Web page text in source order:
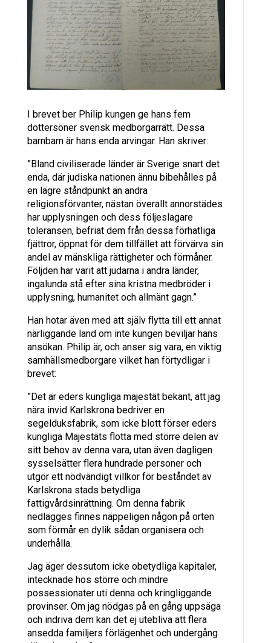
I brevet ber Philip kungen ge hans fem
dottersöner svensk medborgarrätt. Dessa
barnbarn är hans enda arvingar. Han skriver:
”Bland civiliserade länder är Sverige snart det
enda, där judiska nationen ännu bibehålles på
en lägre ståndpunkt än andra
religionsförvanter, nästan överallt annorstädes
har upplysningen och dess följeslagare
toleransen, befriat dem från dessa förhatliga
fjättror, öppnat för dem tillfället att förvärva sin
andel av mänskliga rättigheter och förmåner.
Följden har varit att judarna i andra länder,
ingalunda stå efter sina kristna medbröder i
upplysning, humanitet och allmänt gagn.”
Han hotar även med att själv flytta till ett annat
närliggande land om inte kungen beviljar hans
ansökan. Philip är, och anser sig vara, en viktig
samhällsmedborgare vilket han förtydligar i
brevet:
”Det är eders kungliga majestät bekant, att jag
nära invid Karlskrona bedriver en
segelduksfabrik, som icke blott förser eders
kungliga Majestäts flotta med större delen av
sitt behov av denna vara, utan även dagligen
sysselsätter flera hundrade personer och
utgör ett nödvändigt villkor för beståndet av
Karlskrona stads betydliga
fattigvårdsinrättning. Om denna fabrik
nedlägges finnes näppeligen någon på orten
som förmår en dylik sådan organisera och
underhålla.
Jag äger dessutom icke obetydliga kapitaler,
intecknade hos större och mindre
possessionater uti denna och kringliggande
provinser. Om jag nödgas på en gång uppsäga
och indriva dem kan det ej utebliva att flera
ansedda familjers förlägenhet och undergång